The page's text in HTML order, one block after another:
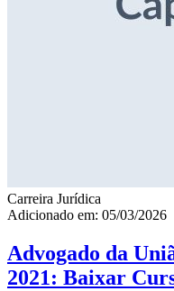
Carreira Jurídica
Adicionado em: 05/03/2026
Advogado da
2021: Baixar